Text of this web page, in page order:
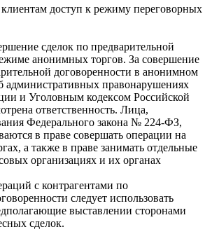
клиентам доступ к режиму переговорных
сделок по предварительной
анонимных торгов. За совершение
договоренности в анонимном
административных правонарушениях
и Уголовным кодексом Российской
ответственность. Лица,
Федерального закона № 224-ФЗ,
в праве совершать операции на
а также в праве занимать отдельные
организациях и их органах
с контрагентами по
следует использовать
выставлении сторонами
сделок.